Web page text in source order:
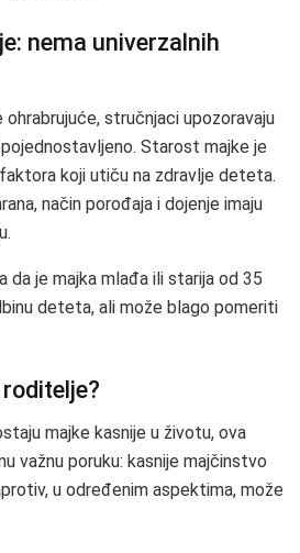
nema univerzalnih
stručnjaci upozoravaju
Starost majke je
koji utiču na zdravlje deteta.
način porođaja i dojenje imaju
da je majka mlađa ili starija od 35
deteta, ali može blago pomeriti
majke kasnije u životu, ova
važnu poruku: kasnije majčinstvo
u određenim aspektima, može